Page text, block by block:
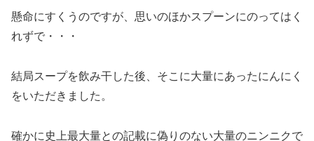
懸命にすくうのですが、思いのほかスプーンにのってはく
れずで・・・
結局スープを飲み干した後、そこに大量にあったにんにく
をいただきました。
確かに史上最大量との記載に偽りのない大量のニンニクで